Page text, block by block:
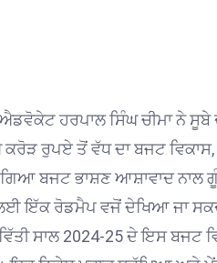
ਐਡਵੋਕੇਟ ਹਰਪਾਲ ਸਿੰਘ ਚੀਮਾ
ਰੁਪਏ ਤੋਂ ਵੱਧ ਦਾ ਬਜਟ
ਗਿਆ ਬਜਟ ਭਾਸ਼ਣ ਆਸ਼ਾਵਾਦ
ਇੱਕ ਰੋਡਮੈਪ ਵਜੋਂ ਦੇਖਿਆ ਜਾ
ਸਾਲ 2024-25 ਦੇ ਇਸ